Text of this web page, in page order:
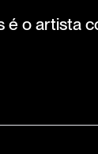
o artista